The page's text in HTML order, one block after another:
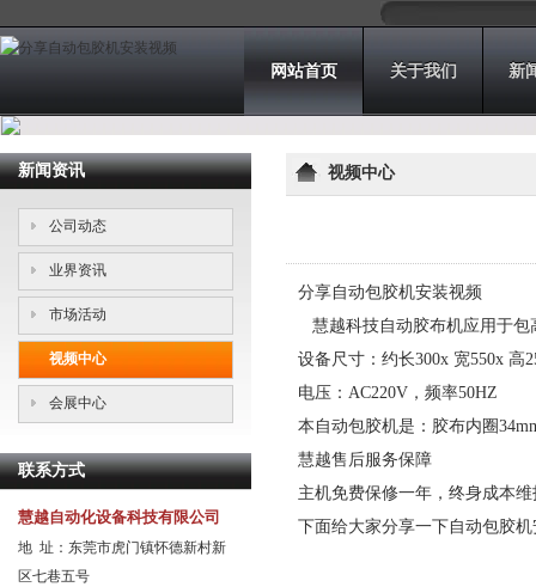
网站首页 关于我们 新
新闻资讯
公司动态
业界资讯
市场活动
视频中心
会展中心
联系方式
慧越自动化设备科技有限公司
地 址：东莞市虎门镇怀德新村新
区七巷五号
视频中心
分享自动包胶机安装视频
慧越科技自动胶布机应用于包
设备尺寸：约长300x 宽550x 高
电压：AC220V，频率50HZ
本自动包胶机是：胶布内圈
慧越售后服务保障
主机免费保修一年，终身成本维
下面给大家分享一下自动包胶